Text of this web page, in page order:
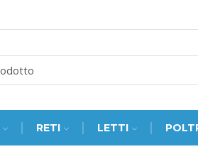
RETI LETTI